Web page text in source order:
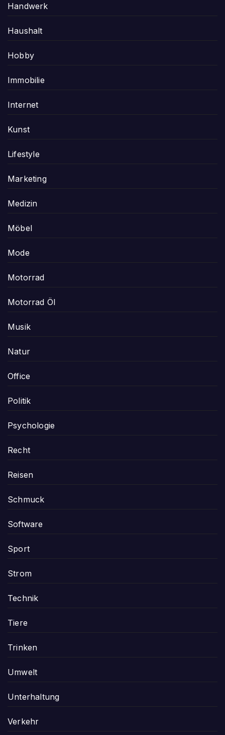
Handwerk
Haushalt
Hobby
Immobilie
Internet
Kunst
Lifestyle
Marketing
Medizin
Möbel
Mode
Motorrad
Motorrad Öl
Musik
Natur
Office
Politik
Psychologie
Recht
Reisen
Schmuck
Software
Sport
Strom
Technik
Tiere
Trinken
Umwelt
Unterhaltung
Verkehr